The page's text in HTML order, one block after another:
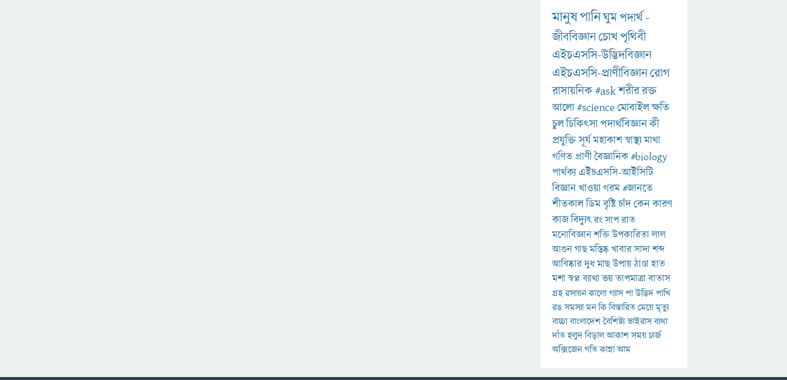
মানুষপানিঘুমপদার্থ-
জীববিজ্ঞানচোখপৃথিবী
এইচএসসি-উদ্ভিদবিজ্ঞান
এইচএসসি-প্রাণীবিজ্ঞানরোগ
রাসায়নিক#askশরীররক্ত
আলো#scienceমোবাইলক্ষতি
চুলচিকিৎসাপদার্থবিজ্ঞানকী
প্রযুক্তিসূর্যমহাকাশস্বাস্থ্যমাথা
গণিত প্রাণীবৈজ্ঞানিক#biology
পার্থক্য এইচএসসি-আইসিটি
বিজ্ঞানখাওয়াগরম#জানতে
শীতকালডিমবৃষ্টিচাঁদকেনকারণ
কাজবিদ্যুৎরংসাপরাত
মনোবিজ্ঞানশক্তিউপকারিতালাল
আগুনগাছমস্তিষ্কখাবারসাদাশব্দ
আবিষ্কারদুধমাছউপায়ঠাণ্ডাহাত
মশাস্বপ্নব্যাথাভয়তাপমাত্রাবাতাস
গ্রহরসায়নকালোগ্যাসপাউদ্ভিদপাখি
রঙসমস্যামনকিবিস্তারিতমেয়েমৃত্যু
বাচ্চাবাংলাদেশবৈশিষ্ট্যভাইরাসব্যথা
দাঁতহলুদবিড়ালআকাশসময়চার্জ
অক্সিজেনগতিকান্নাআম